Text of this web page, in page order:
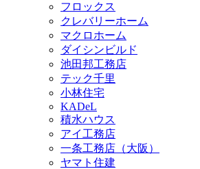
フロックス
クレバリーホーム
マクロホーム
ダイシンビルド
池田邦工務店
テック千里
小林住宅
KADeL
積水ハウス
アイ工務店
一条工務店（大阪）
ヤマト住建